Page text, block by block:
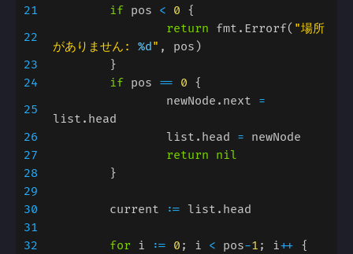
21
if pos < 0
22
return fmt.Errorf( "場所
がありません: %d"
23
24
if pos == 0
25
		newNode.next
26
		list.head
=
27
28
29
30
	current
:=
31
32
for i := 0 ; i < pos-1 ; i++